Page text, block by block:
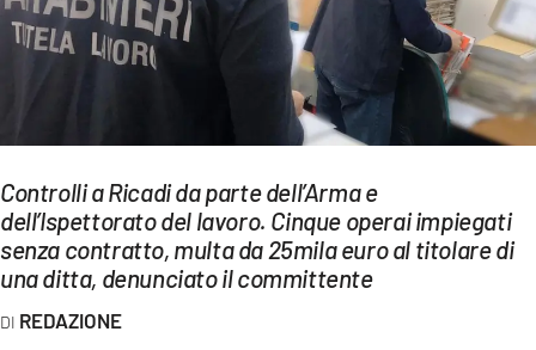
EVENTI
LAC NETWORK
LAC ONAIR
Controlli a Ricadi da parte dell’Arma e
dell’Ispettorato del lavoro. Cinque operai impiegati
senza contratto, multa da 25mila euro al titolare di
una ditta, denunciato il committente
REDAZIONE